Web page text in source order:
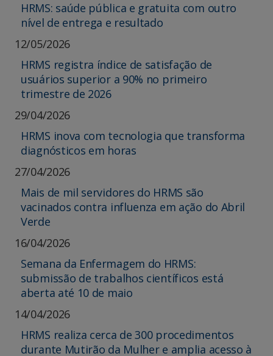
HRMS: saúde pública e gratuita com outro
nível de entrega e resultado
12/05/2026
HRMS registra índice de satisfação de
usuários superior a 90% no primeiro
trimestre de 2026
29/04/2026
HRMS inova com tecnologia que transforma
diagnósticos em horas
27/04/2026
Mais de mil servidores do HRMS são
vacinados contra influenza em ação do Abril
Verde
16/04/2026
Semana da Enfermagem do HRMS:
submissão de trabalhos científicos está
aberta até 10 de maio
14/04/2026
HRMS realiza cerca de 300 procedimentos
durante Mutirão da Mulher e amplia acesso à